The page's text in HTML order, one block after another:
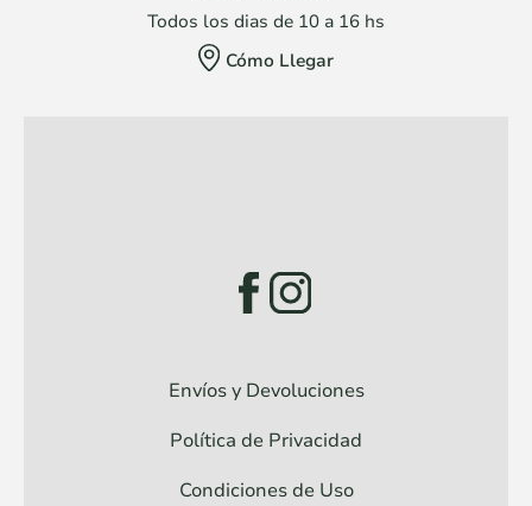
Todos los dias de 10 a 16 hs
Cómo Llegar
Envíos y Devoluciones
Política de Privacidad
Condiciones de Uso